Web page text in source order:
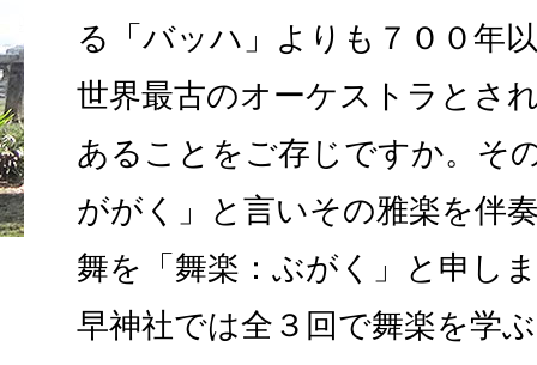
る「バッハ」よりも７００年
世界最古のオーケストラとさ
あることをご存じですか。そ
ががく」と言いその雅楽を伴
舞を「舞楽：ぶがく」と申し
早神社では全３回で舞楽を学